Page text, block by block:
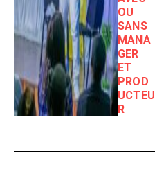
OU
SANS
MANA
GER
ET
PROD
UCTEU
R